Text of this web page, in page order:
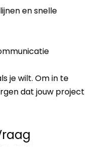
en snelle
je wilt. Om in te
dat jouw project